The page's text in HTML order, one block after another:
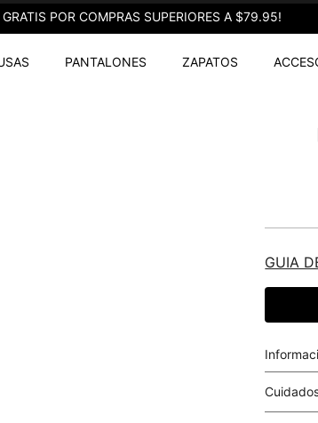
GRATIS POR COMPRAS SUPERIORES A $79.95!
PANTALONES ZAPATOS
GUIA